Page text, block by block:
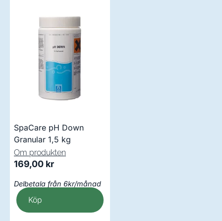
SpaCare pH Down
Granular 1,5 kg
Om produkten
169,00 kr
Delbetala från 6kr/månad
Köp